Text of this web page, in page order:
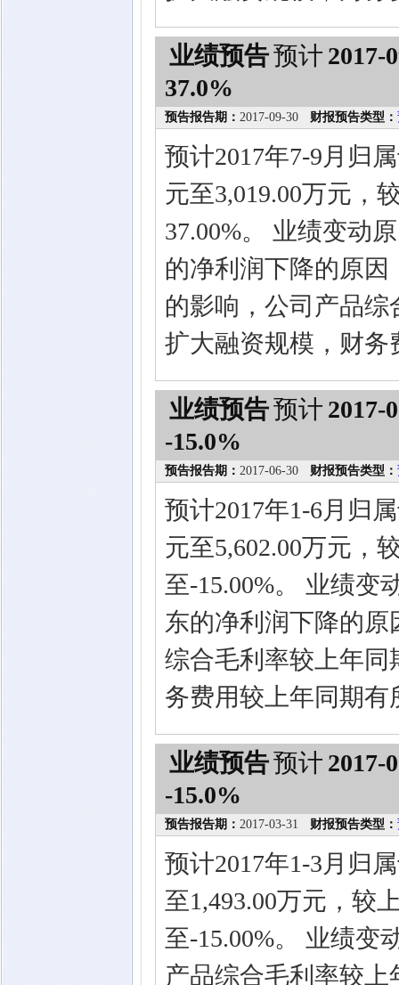
业绩预告预计 2017-
37.0%
预告报告期： 2017-09-30 财报预告类型：
预计2017年7-9月归
元至3,019.00万元，
37.00%。 业绩变动
的净利润下降的原
的影响，公司产品
扩大融资规模，财
业绩预告预计 2017-
-15.0%
预告报告期： 2017-06-30 财报预告类型：
预计2017年1-6月归
元至5,602.00万元，
至-15.00%。 业绩变
东的净利润下降的
综合毛利率较上年同
务费用较上年同期有
业绩预告预计 2017-
-15.0%
预告报告期： 2017-03-31 财报预告类型：
预计2017年1-3月归
至1,493.00万元，较
至-15.00%。 业绩变
产品综合毛利率较